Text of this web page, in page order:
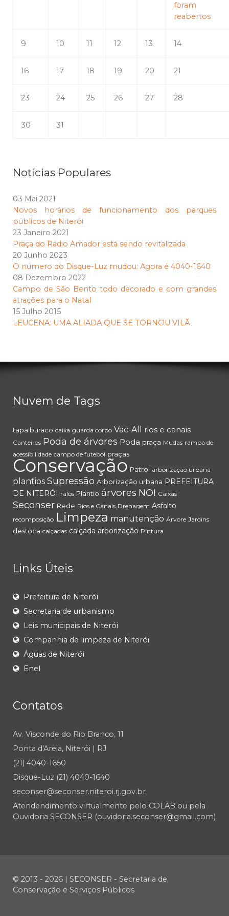
foram
reabertos
9 10 11 12 13 14
16 17 18 19 20 21
23 24 25 26 27 28
30 31
Notícias Populares
03 Mai 2021
Novos horários de funcionamento dos parques
públicos de Niterói
23 Janeiro 2021
Praça do Rádio Amador está sendo revitalizada
20 Junho 2023
O número do Disque-Luz mudou: Agora é 4040-1640
08 Dezembro 2022
Campo de São Bento todo decorado e com grandes
atrações para o Natal
15 Julho 2015
LEUCENA: UMA ALIADA QUE SE TORNOU VILÃ
Nuvem de Tags
tapa buraco caixa guarda corpo Vac-All rios e canais
Canteiros Poda de árvores Poda praça Mudas rampa de
acessibilidade campo de futebol praças
Conservação Patrol arborização urbana
plantios Supressão Arborização urbana PREFEITURA
DE NITERÓI
ralos Plantio árvores NOI Caixas
Seconser Rede Rios e Canais Drenagem Asfalto
recomposição Limpeza manutenção Árvore Jardins
destoca calçadas calçada arborização Pintura
Links Úteis
Prefeitura de Niterói
Secretaria de urbanismo
Leis municipais de Niterói
Companhia de limpeza de Niterói
Águas de Niterói
Enel
Contatos
Av. Visconde do Rio Branco, 11
Ponta d'Areia, Niterói | RJ
(21) 4040-1650
Disque-Luz (21) 4040-1640
seconser@seconser.niteroi.rj.gov.br
Atendendimento virtualmente pelo COLAB ou pela
Ouvidoria SECONSER (ouvidoria.seconser@gmail.com)
© 2013 - 2026 | SECONSER - Secretaria de
Conservação e Serviços Públicos